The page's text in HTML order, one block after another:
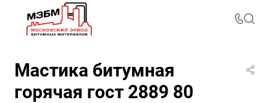
Мастика битумная
горячая гост 2889 80